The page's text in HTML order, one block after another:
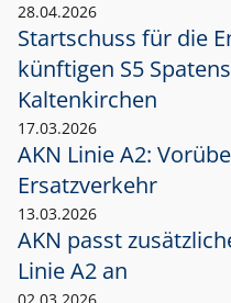
28.04.2026
Startschuss für die
künftigen S5
Kaltenkirchen
17.03.2026
AKN Linie A2:
Ersatzverkehr
13.03.2026
AKN passt
Linie A2 an